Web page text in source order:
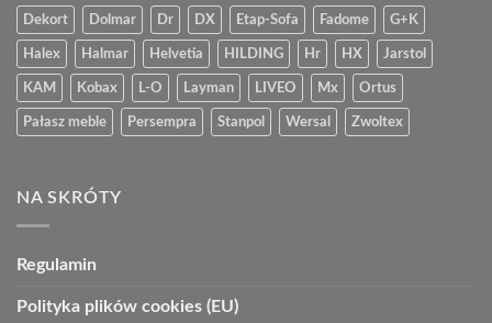
Dekort Dolmar Dr DX Etap-Sofa Fadome G+K
Halex Halmar Helvetia HILDING Hr HX Jarstol
KAM Kobax L-O Layman LIVEO Mx Ortus
Pałasz meble Persempra Stanpol Wersal Zwoltex
NA SKRÓTY
Regulamin
Polityka plików cookies (EU)